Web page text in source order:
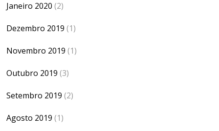
Janeiro 2020 (2)
Dezembro 2019 (1)
Novembro 2019 (1)
Outubro 2019 (3)
Setembro 2019 (2)
Agosto 2019 (1)